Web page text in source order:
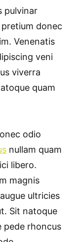
pulvinar
donec
Venenatis
veni
viverra
quam
odio
nullam quam
libero.
magnis
ultricies
Sit natoque
pede rhoncus